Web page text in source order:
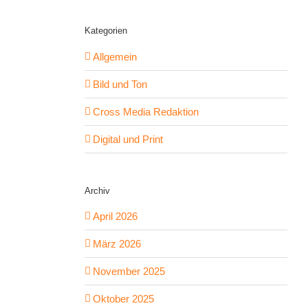
Kategorien
Allgemein
Bild und Ton
Cross Media Redaktion
Digital und Print
Archiv
April 2026
März 2026
November 2025
Oktober 2025